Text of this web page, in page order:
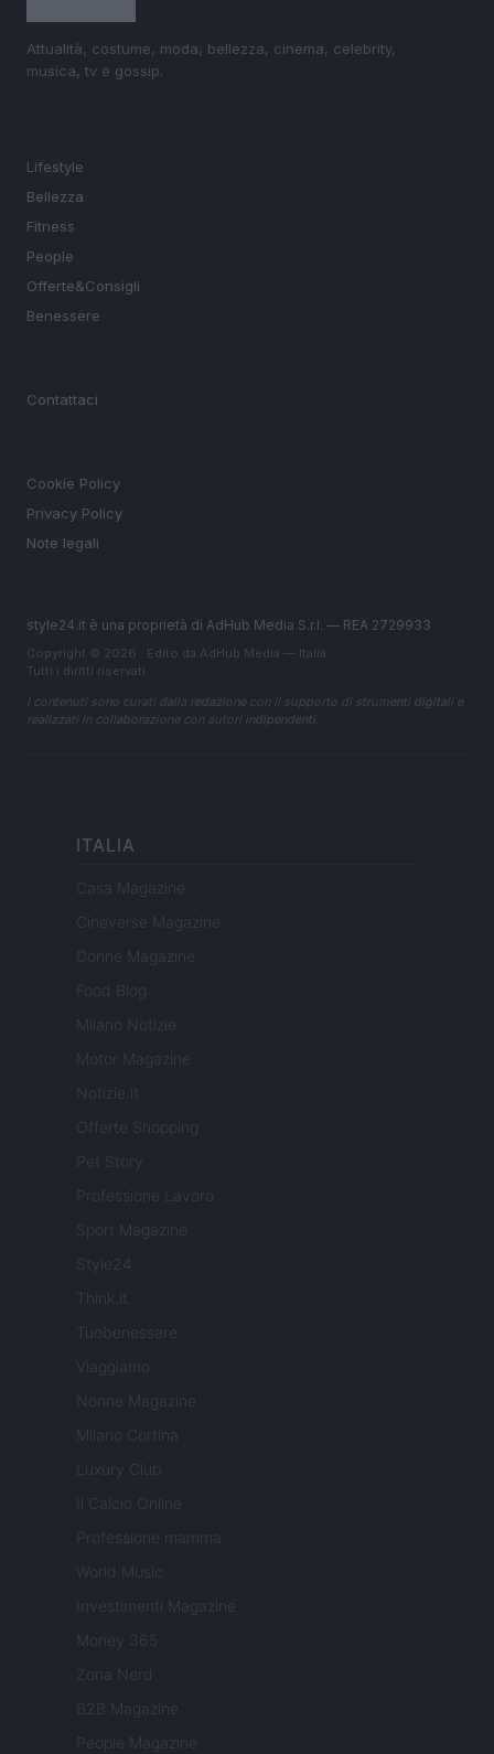
Attualità, costume, moda, bellezza, cinema, celebrity,
musica, tv e gossip.
Lifestyle
Bellezza
Fitness
People
Offerte&Consigli
Benessere
Contattaci
Cookie Policy
Privacy Policy
Note legali
style24.it è una proprietà di AdHub Media S.r.l. — REA 2729933
Copyright © 2026 · Edito da AdHub Media — Italia
Tutti i diritti riservati
I contenuti sono curati dalla redazione con il supporto di strumenti digitali e
realizzati in collaborazione con autori indipendenti.
ITALIA
Casa Magazine
Cineverse Magazine
Donne Magazine
Food Blog
Milano Notizie
Motor Magazine
Notizie.it
Offerte Shopping
Pet Story
Professione Lavoro
Sport Magazine
Style24
Think.it
Tuobenessere
Viaggiamo
Nonne Magazine
Milano Cortina
Luxury Club
Il Calcio Online
Professione mamma
World Music
Investimenti Magazine
Money 365
Zona Nerd
B2B Magazine
People Magazine